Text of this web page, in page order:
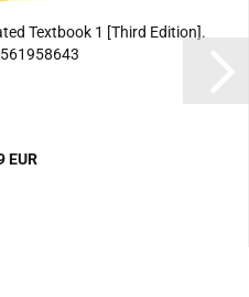
Textbook 1 [Third Edition].
EUR